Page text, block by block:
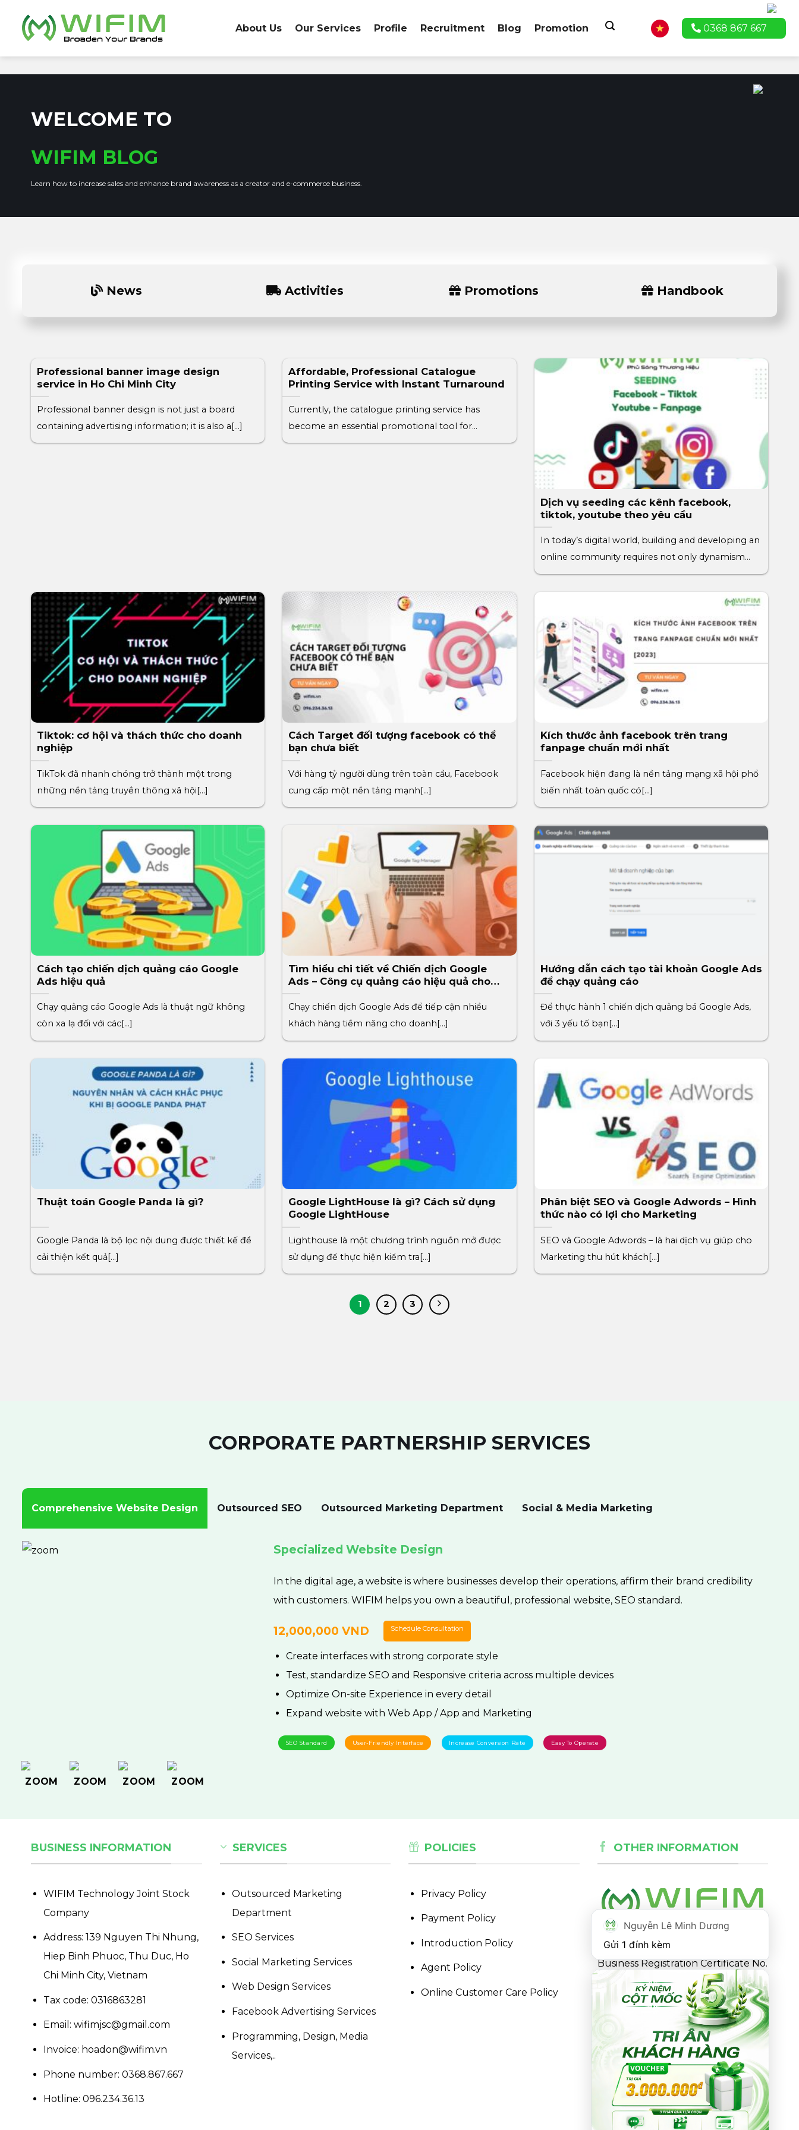
content
About Us Our Services Profile Recruitment Blog Promotion 0368 867 667
WELCOME TO
WIFIM BLOG
Learn how to increase sales and enhance brand awareness as a creator and e-commerce business.
News Activities Promotions Handbook
Professional banner image design
service in Ho Chi Minh City
Professional banner design is not just a board
containing advertising information; it is also a[...]
Affordable, Professional Catalogue
Printing Service with Instant Turnaround
Currently, the catalogue printing service has
become an essential promotional tool for
businesses looking to[...]
Dịch vụ seeding các kênh facebook,
tiktok, youtube theo yêu cầu
In today’s digital world, building and developing an
online community requires not only dynamism
but[...]
Tiktok: cơ hội và thách thức cho doanh
nghiệp
TikTok đã nhanh chóng trở thành một trong
những nền tảng truyền thông xã hội[...]
Cách Target đối tượng facebook có thể
bạn chưa biết
Với hàng tỷ người dùng trên toàn cầu, Facebook
cung cấp một nền tảng mạnh[...]
Kích thước ảnh facebook trên trang
fanpage chuẩn mới nhất
Facebook hiện đang là nền tảng mạng xã hội phổ
biến nhất toàn quốc có[...]
Cách tạo chiến dịch quảng cáo Google
Ads hiệu quả
Chạy quảng cáo Google Ads là thuật ngữ không
còn xa lạ đối với các[...]
Tìm hiểu chi tiết về Chiến dịch Google
Ads – Công cụ quảng cáo hiệu quả cho
doanh nghiệp
Chạy chiến dịch Google Ads để tiếp cận nhiều
khách hàng tiềm năng cho doanh[...]
Hướng dẫn cách tạo tài khoản Google Ads
để chạy quảng cáo
Để thực hành 1 chiến dịch quảng bá Google Ads,
với 3 yếu tố bạn[...]
Thuật toán Google Panda là gì?
Google Panda là bộ lọc nội dung được thiết kế để
cải thiện kết quả[...]
Google LightHouse là gì? Cách sử dụng
Google LightHouse
Lighthouse là một chương trình nguồn mở được
sử dụng để thực hiện kiểm tra[...]
Phân biệt SEO và Google Adwords – Hình
thức nào có lợi cho Marketing
SEO và Google Adwords – là hai dịch vụ giúp cho
Marketing thu hút khách[...]
1 2 3
CORPORATE PARTNERSHIP SERVICES
Comprehensive Website Design Outsourced SEO Outsourced Marketing Department Social & Media Marketing
Specialized Website Design
In the digital age, a website is where businesses develop their operations, affirm their brand credibility
with customers. WIFIM helps you own a beautiful, professional website, SEO standard.
12,000,000 VND Schedule Consultation
Create interfaces with strong corporate style
Test, standardize SEO and Responsive criteria across multiple devices
Optimize On-site Experience in every detail
Expand website with Web App / App and Marketing
SEO Standard User-Friendly Interface Increase Conversion Rate Easy To Operate
BUSINESS INFORMATION
WIFIM Technology Joint Stock
Company
Address: 139 Nguyen Thi Nhung,
Hiep Binh Phuoc, Thu Duc, Ho
Chi Minh City, Vietnam
Tax code: 0316863281
Email: wifimjsc@gmail.com
Invoice: hoadon@wifim.vn
Phone number: 0368.867.667
Hotline: 096.234.36.13
SERVICES
Outsourced Marketing
Department
SEO Services
Social Marketing Services
Web Design Services
Facebook Advertising Services
Programming, Design, Media
Services,..
POLICIES
Privacy Policy
Payment Policy
Introduction Policy
Agent Policy
Online Customer Care Policy
OTHER INFORMATION
Business Registration Certificate No.
0316863281 issued by the
Department of Planning and
Investment of Ho Chi Minh City on
May 18, 2021
Nguyễn Lê Minh Dương
Gửi 1 đính kèm